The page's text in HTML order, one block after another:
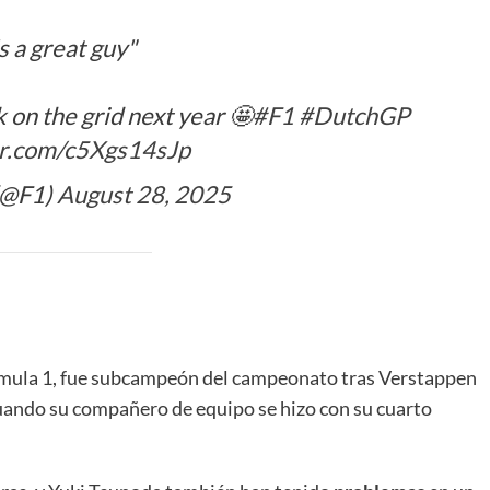
a great guy"
on the grid next year 🤩#F1 #DutchGP
c5Xgs14sJp
August 28, 2025
1, fue subcampeón del campeonato tras Verstappen
su compañero de equipo se hizo con su cuarto